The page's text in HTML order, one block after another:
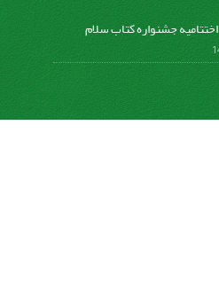
پنج شنبه 14 دی ماه 1402 اختتامیه جشنواره کتاب سلام